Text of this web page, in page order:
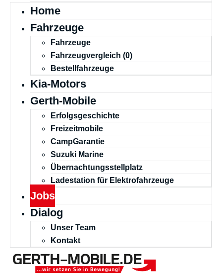
Home
Fahrzeuge
Fahrzeuge
Fahrzeugvergleich (0)
Bestellfahrzeuge
Kia-Motors
Gerth-Mobile
Erfolgsgeschichte
Freizeitmobile
CampGarantie
Suzuki Marine
Übernachtungsstellplatz
Ladestation für Elektrofahrzeuge
Jobs
Dialog
Unser Team
Kontakt